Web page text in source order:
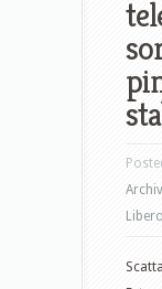
Libero